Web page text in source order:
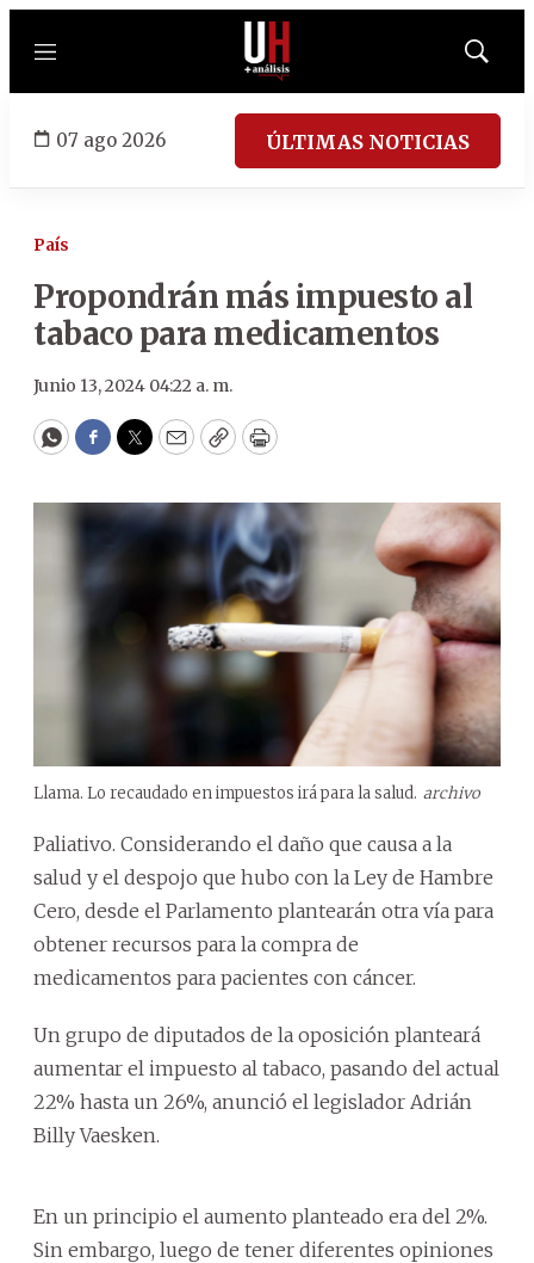
Menú
Mostrar
07 ago 2026 ÚLTIMAS NOTICIAS
País
Propondrán más impuesto al
tabaco para medicamentos
Junio 13, 2024 04:22 a. m.
WhatsApp
Facebook
Twitter
EmailCopyPrint
Llama. Lo recaudado en impuestos irá para la salud. archivo
Paliativo. Considerando el daño que causa a la
salud y el despojo que hubo con la Ley de Hambre
Cero, desde el Parlamento plantearán otra vía para
obtener recursos para la compra de
medicamentos para pacientes con cáncer.
Un grupo de diputados de la oposición planteará
aumentar el impuesto al tabaco, pasando del actual
22% hasta un 26%, anunció el legislador Adrián
Billy Vaesken.
En un principio el aumento planteado era del 2%.
Sin embargo, luego de tener diferentes opiniones